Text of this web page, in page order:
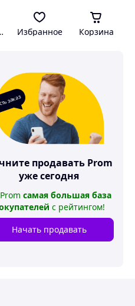
Избранное Корзина
заказ
продавать Prom
уже сегодня
Prom самая большая база
с рейтингом!
Начать продавать